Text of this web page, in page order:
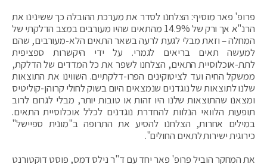
פרופ' פאר מוסיף: הצלחנו לסדר את מערכת ההובלה כך ששינינו את
הרנ"א אך ורק של 14.9% מהתאים שהיו מעורבים במצב הדלקתי של
המחלה – וזאת מבלי לגעת לרעה בשאר התאים הלא-מעורבים, שהם
למעשה תאים בריאים לגמרי. על ידי היקשרות ספציפית
לתת-אוכלוסיית התאים, הצלחנו לשפר את כל המדדים של הדלקת,
ממשקל החיה ועד לציטוקינים הפרו-דלקתיים. השווינו את התוצאות
שלנו לתוצאות של נוגדנים שנמצאים היום בשוק לחולי קרוהן-קוליטיס
ומצאנו שהתוצאות שלנו היו זהות או טובות יותר, מבלי לגרום לרוב
תופעות הלוואי הנלוות להחדרת נוגדנים לכלל אוכלוסיית התאים.
במילים אחרות, הצלחנו להסיע את התרופה ב"מונית ספיישל"
כירוגית ישירות לתאים החולים".
את המחקר הוביל פרופ' פאר יחד עם ד"ר נילס דמס, פוסט דוקטורנט